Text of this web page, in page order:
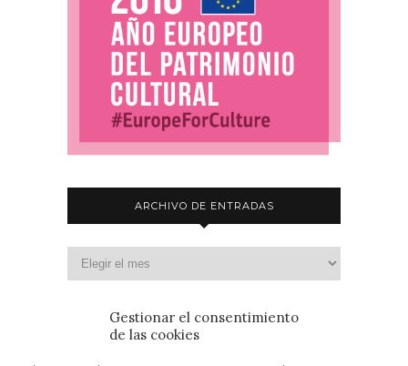
Gestionar el consentimiento
de las cookies
ARCHIVO DE ENTRADAS